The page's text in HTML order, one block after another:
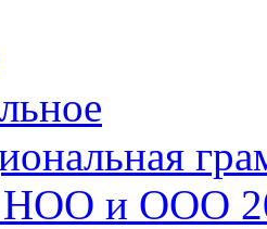
и ООО